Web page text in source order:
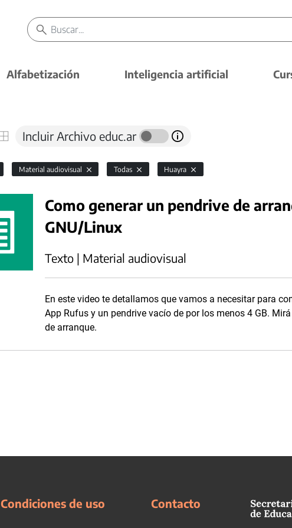
Alfabetización Inteligencia artificial
Incluir Archivo educ.ar
Material audiovisual Todas Huayra
Como generar un pendrive de
GNU/Linux
Texto | Material audiovisual
En este video te detallamos que vamos a necesitar para
App Rufus y un pendrive vacío de por los menos 4 GB.
de arranque.
Condiciones de uso Contacto